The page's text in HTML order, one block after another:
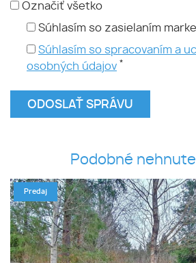
Označiť všetko
Súhlasím so zasielaním
Súhlasím so spracovaním a
osobných údajov *
Podobné
Predaj